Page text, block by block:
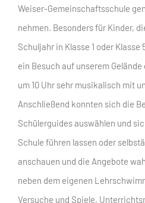
Weiser-Gemeinschaftsschule
nehmen. Besonders für Kinder,
Schuljahr in Klasse 1 oder
ein Besuch auf unserem
um 10 Uhr sehr musikalisch mit
Anschließend konnten sich die
Schülerguides auswählen und
Schule führen lassen oder
anschauen und die Angebote
neben dem eigenen
Versuche und Spiele,